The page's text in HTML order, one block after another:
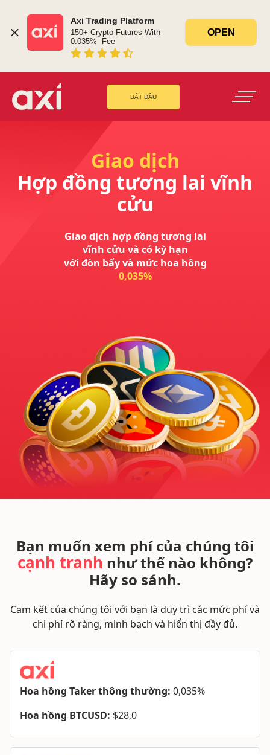
Axi Trading Platform
150+ Crypto Futures With
0.035%  Fee
OPEN
BẮT ĐẦU
Giao dịch
Hợp đồng tương lai vĩnh
cửu
Giao dịch hợp đồng tương lai
vĩnh cửu và có kỳ hạn
với đòn bẩy và mức hoa hồng
0,035%
Bạn muốn xem phí của chúng tôi
cạnh tranh như thế nào không?
Hãy so sánh.
Cam kết của chúng tôi với bạn là duy trì các mức phí và
chi phí rõ ràng, minh bạch và hiển thị đầy đủ.
Hoa hồng Taker thông thường: 0,035%
Hoa hồng BTCUSD: $28,0